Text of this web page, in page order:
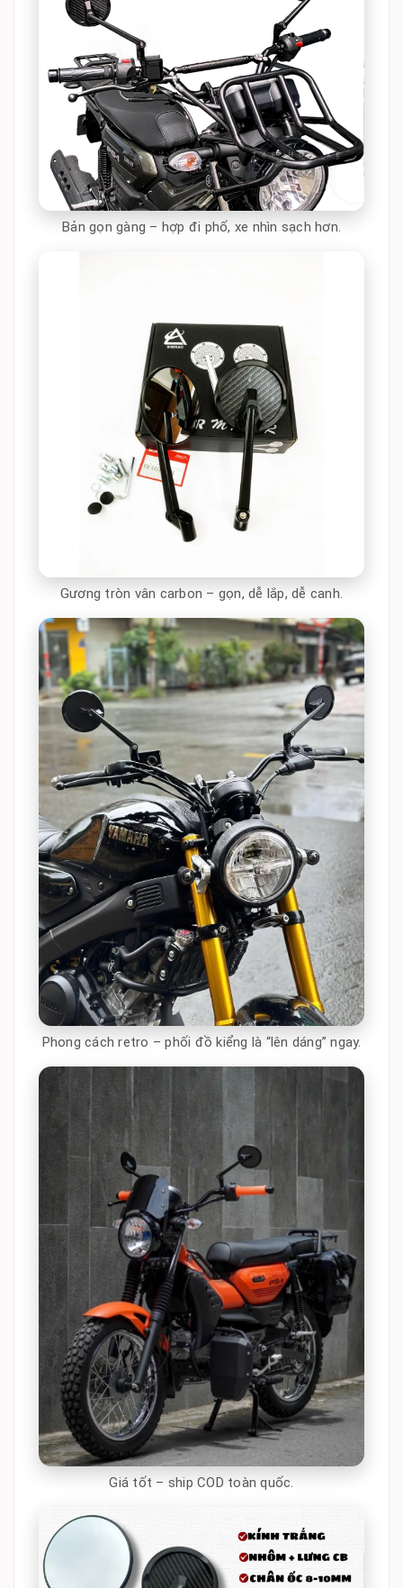
Bản gọn gàng – hợp đi phố, xe nhìn sạch hơn.
Gương tròn vân carbon – gọn, dễ lắp, dễ canh.
Phong cách retro – phối đồ kiểng là “lên dáng” ngay.
Giá tốt – ship COD toàn quốc.